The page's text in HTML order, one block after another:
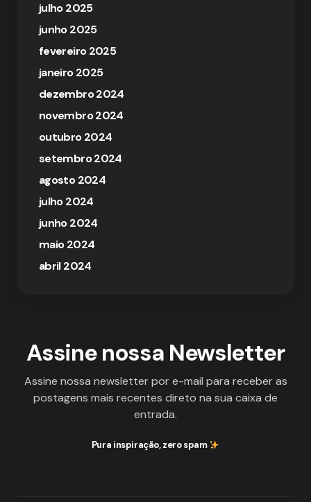
julho 2025
junho 2025
fevereiro 2025
janeiro 2025
dezembro 2024
novembro 2024
outubro 2024
setembro 2024
agosto 2024
julho 2024
junho 2024
maio 2024
abril 2024
Assine nossa Newsletter
Assine nossa newsletter por e-mail para receber as
postagens mais recentes direto na sua caixa de
entrada.
Pura inspiração, zero spam